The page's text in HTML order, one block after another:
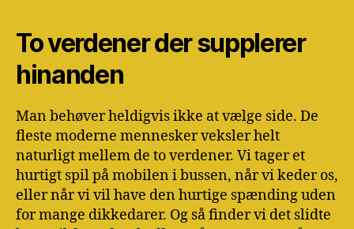
To verdener der supplerer
hinanden
Man behøver heldigvis ikke at vælge side. De
fleste moderne mennesker veksler helt
naturligt mellem de to verdener. Vi tager et
hurtigt spil på mobilen i bussen, når vi keder os,
eller når vi vil have den hurtige spænding uden
for mange dikkedarer. Og så finder vi det slidte